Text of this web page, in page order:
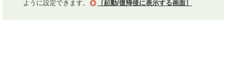
ように設定できます。
［起動/復帰後に表示する画面］